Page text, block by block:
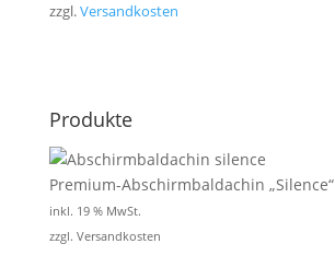
zzgl.Versandkosten
Produkte
Premium-Abschirmbaldachin „Silence“
inkl. 19 % MwSt.
zzgl. Versandkosten